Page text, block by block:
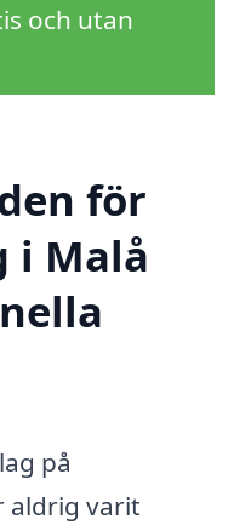
och utan
för
i Malå
på
aldrig varit